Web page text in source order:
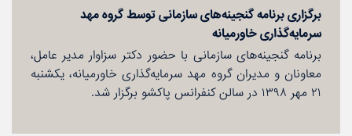
برگزاری برنامه گنجینه‌های سازمانی توسط گروه مهد
سرمایه‌گذاری خاورمیانه
برنامه گنجینه‌های سازمانی با حضور دكتر سزاوار مدیر عامل،
معاونان و مدیران گروه مهد سرمایه‌گذاری خاورمیانه، یكشنبه
۲۱ مهر ۱۳۹۸ در سالن كنفرانس پاكشو برگزار شد.